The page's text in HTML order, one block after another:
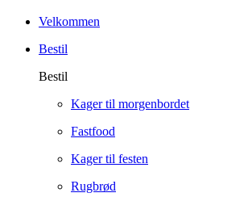
Velkommen
Bestil
Bestil
Kager til morgenbordet
Fastfood
Kager til festen
Rugbrød